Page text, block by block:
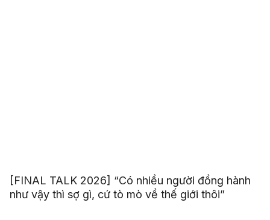
[FINAL TALK 2026] “Có nhiều người đồng hành
như vậy thì sợ gì, cứ tò mò về thế giới thôi”